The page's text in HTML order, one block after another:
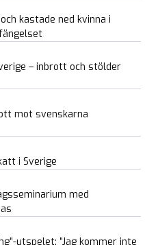
kastade ned kvinna i
– inbrott och stölder
mot svenskarna
i Sverige
med
utspelet: ”Jag kommer inte